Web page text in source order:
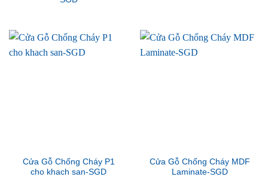
Cửa Gỗ Chống Cháy P1
cho khach san-SGD
Cửa Gỗ Chống Cháy MDF
Laminate-SGD